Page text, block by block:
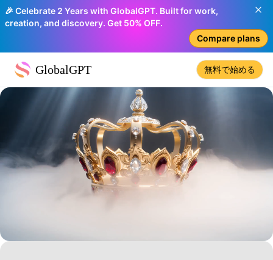
🎉 Celebrate 2 Years with GlobalGPT. Built for work,
creation, and discovery. Get 50% OFF.
Compare plans
GlobalGPT 無料で始める